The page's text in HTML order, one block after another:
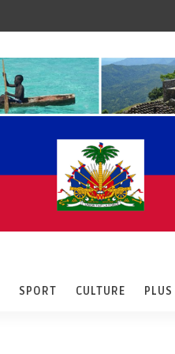
SPORT CULTURE PLUS